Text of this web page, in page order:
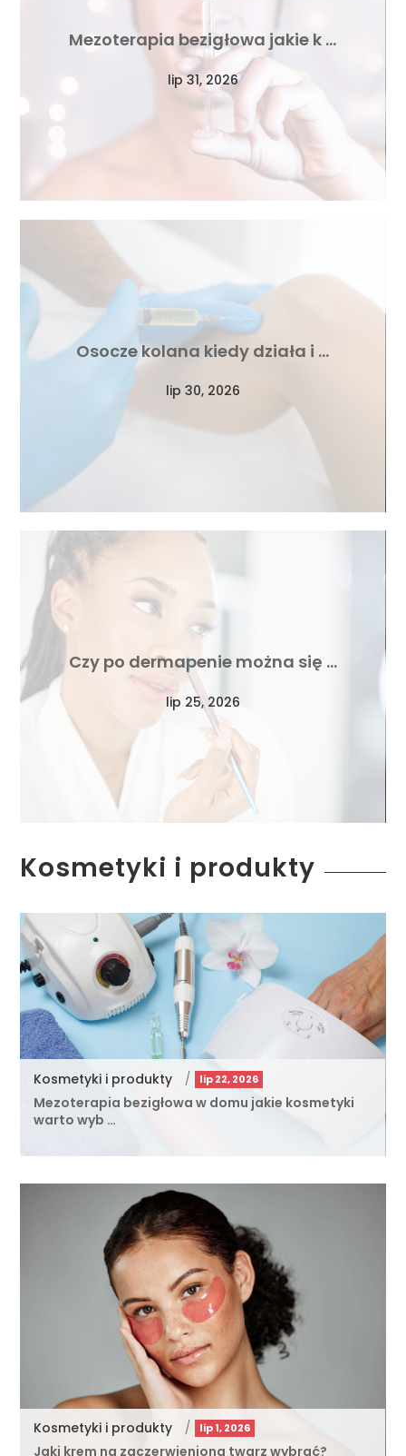
Mezoterapia bezigłowa jakie k …
lip 31, 2026
Osocze kolana kiedy działa i …
lip 30, 2026
Czy po dermapenie można się …
lip 25, 2026
Kosmetyki i produkty
Kosmetyki i produkty / lip 22, 2026
Mezoterapia bezigłowa w domu jakie kosmetyki
warto wyb …
Kosmetyki i produkty / lip 1, 2026
Jaki krem na zaczerwienioną twarz wybrać?